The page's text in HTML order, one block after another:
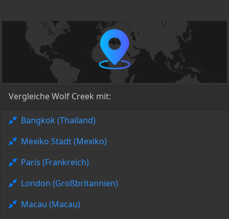
Vergleiche Wolf Creek mit:
Bangkok (Thailand)
Mexiko Stadt (Mexiko)
Paris (Frankreich)
London (Großbritannien)
Macau (Macau)